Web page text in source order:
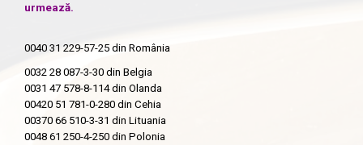
urmează.
0040 31 229-57-25 din România
0032 28 087-3-30 din Belgia
0031 47 578-8-114din Olanda
00420 51 781-0-280 din Cehia
00370 66 510-3-31 din Lituania
0048 61 250-4-250 din Polonia